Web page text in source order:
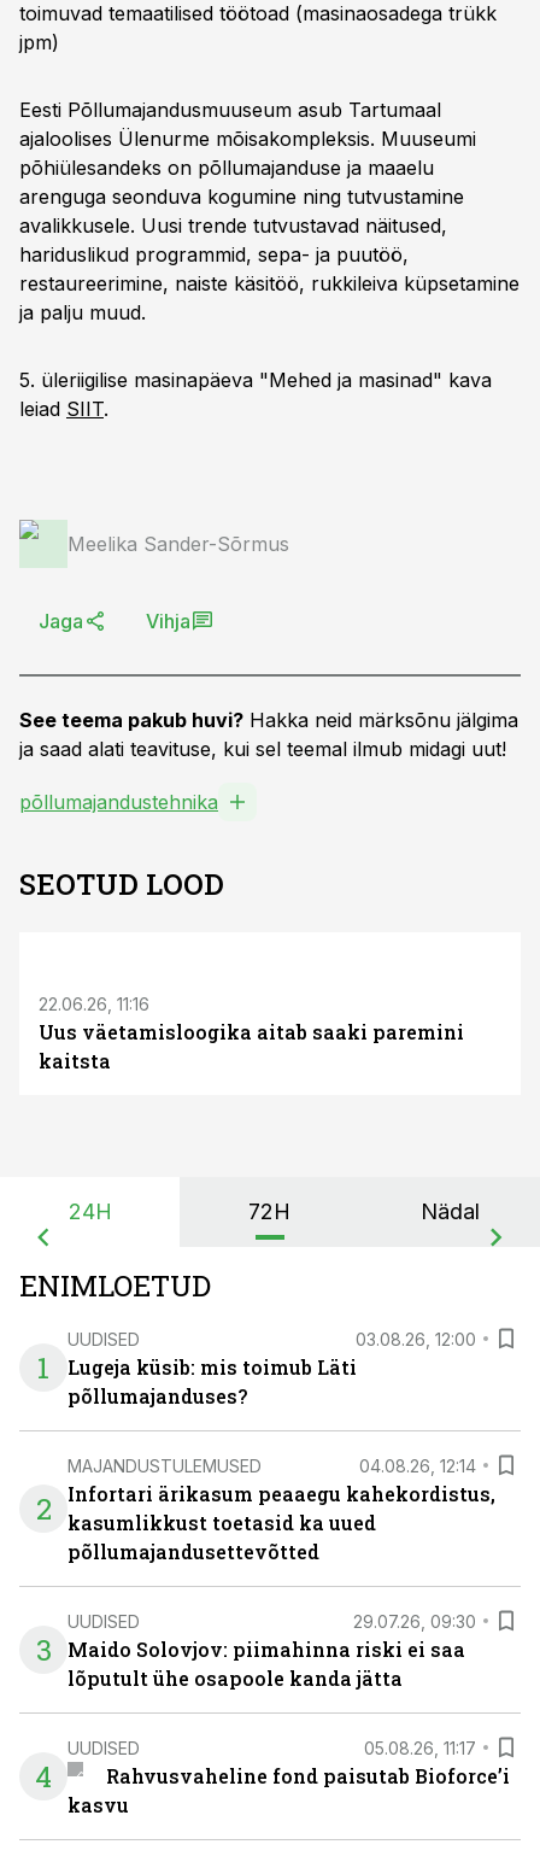
toimuvad temaatilised töötoad (masinaosadega trükk
jpm)
Eesti Põllumajandusmuuseum asub Tartumaal
ajaloolises Ülenurme mõisakompleksis. Muuseumi
põhiülesandeks on põllumajanduse ja maaelu
arenguga seonduva kogumine ning tutvustamine
avalikkusele. Uusi trende tutvustavad näitused,
hariduslikud programmid, sepa- ja puutöö,
restaureerimine, naiste käsitöö, rukkileiva küpsetamine
ja palju muud.
5. üleriigilise masinapäeva "Mehed ja masinad" kava
leiad SIIT.
Meelika Sander-Sõrmus
Jaga Vihja
See teema pakub huvi? Hakka neid märksõnu jälgima
ja saad alati teavituse, kui sel teemal ilmub midagi uut!
põllumajandustehnika
SEOTUD LOOD
22.06.26, 11:16
Uus väetamisloogika aitab saaki paremini
kaitsta
24H 72H Nädal
ENIMLOETUD
1
UUDISED 03.08.26, 12:00
Lugeja küsib: mis toimub Läti
põllumajanduses?
2
MAJANDUSTULEMUSED 04.08.26, 12:14
Infortari ärikasum peaaegu kahekordistus,
kasumlikkust toetasid ka uued
põllumajandusettevõtted
3
UUDISED 29.07.26, 09:30
Maido Solovjov: piimahinna riski ei saa
lõputult ühe osapoole kanda jätta
4
UUDISED 05.08.26, 11:17
Rahvusvaheline fond paisutab Bioforce’i
kasvu